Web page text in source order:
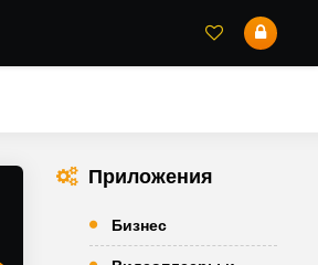
Приложения
Бизнес